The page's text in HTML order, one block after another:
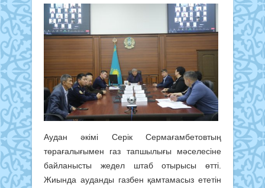
Аудан әкімі Серік Сермағамбетовтың
төрағалығымен газ тапшылығы мәселесіне
байланысты жедел штаб отырысы өтті.
Жиында ауданды газбен қамтамасыз ететін